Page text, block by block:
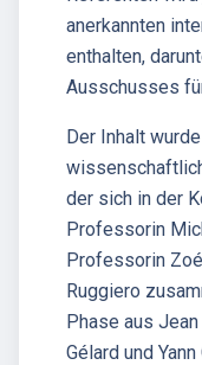
anerkannten
enthalten,
Ausschusses
Der Inhalt
der sich in der
Professorin
Professorin
Ruggiero
Phase aus
Gélard und